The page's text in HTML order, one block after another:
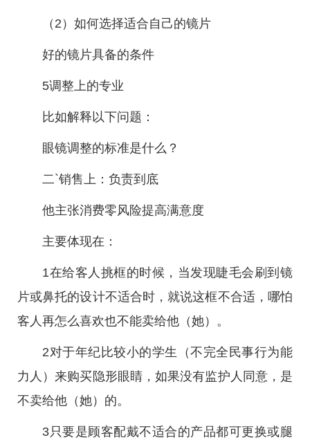
（2）如何选择适合自己的镜片
好的镜片具备的条件
5调整上的专业
比如解释以下问题：
眼镜调整的标准是什么？
二`销售上：负责到底
他主张消费零风险提高满意度
主要体现在：
1在给客人挑框的时候，当发现睫毛会刷到镜
片或鼻托的设计不适合时，就说这框不合适，哪怕
客人再怎么喜欢也不能卖给他（她）。
2对于年纪比较小的学生（不完全民事行为能
力人）来购买隐形眼睛，如果没有监护人同意，是
不卖给他（她）的。
3只要是顾客配戴不适合的产品都可更换或腿